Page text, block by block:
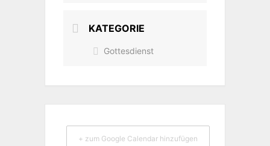
KATEGORIE
Gottesdienst
+ zum Google Calendar hinzufügen